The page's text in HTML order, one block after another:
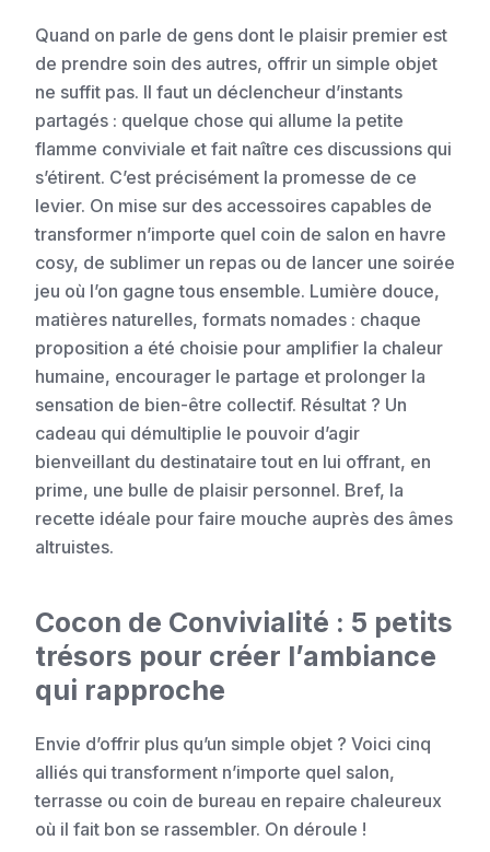
Quand on parle de gens dont le plaisir premier est
de prendre soin des autres, offrir un simple objet
ne suffit pas. Il faut un déclencheur d’instants
partagés : quelque chose qui allume la petite
flamme conviviale et fait naître ces discussions qui
s’étirent. C’est précisément la promesse de ce
levier. On mise sur des accessoires capables de
transformer n’importe quel coin de salon en havre
cosy, de sublimer un repas ou de lancer une soirée
jeu où l’on gagne tous ensemble. Lumière douce,
matières naturelles, formats nomades : chaque
proposition a été choisie pour amplifier la chaleur
humaine, encourager le partage et prolonger la
sensation de bien-être collectif. Résultat ? Un
cadeau qui démultiplie le pouvoir d’agir
bienveillant du destinataire tout en lui offrant, en
prime, une bulle de plaisir personnel. Bref, la
recette idéale pour faire mouche auprès des âmes
altruistes.
Cocon de Convivialité : 5 petits
trésors pour créer l’ambiance
qui rapproche
Envie d’offrir plus qu’un simple objet ? Voici cinq
alliés qui transforment n’importe quel salon,
terrasse ou coin de bureau en repaire chaleureux
où il fait bon se rassembler. On déroule !